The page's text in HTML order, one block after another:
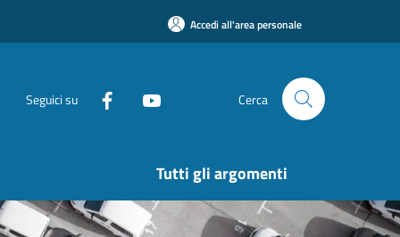
Accedi all'area personale
Seguici su Cerca
Tutti gli argomenti